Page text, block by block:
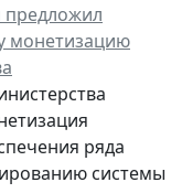
предложил
монетизацию
ряда
системы